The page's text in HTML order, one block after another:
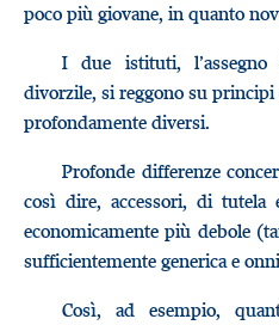
poco più giovane, in quanto
I due istituti,
divorzile, si reggono su
profondamente diversi.
Profonde differenze
così dire, accessori, di
economicamente più debole
sufficientemente generica e
Così, ad esempio,